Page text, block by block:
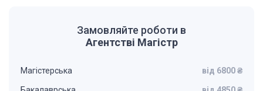
Замовляйте роботи в
Агентстві Магістр
Магістерська від 6800 ₴